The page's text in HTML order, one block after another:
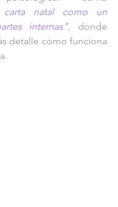
carta natal como un
internas”, donde
detalle cómo funciona